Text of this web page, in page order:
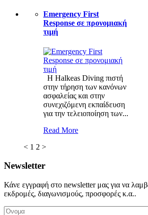
Emergency First
Response σε προνομιακή
τιμή
Η Halkeas Diving πιστή
στην τήρηση των κανόνων
ασφαλείας και στην
συνεχιζόμενη εκπαίδευση
για την τελειοποίηση των...
Read More
< 1 2 >
Newsletter
Κάνε εγγραφή στο newsletter μας για να
εκδρομές, διαγωνισμούς, προσφορές κ.α..